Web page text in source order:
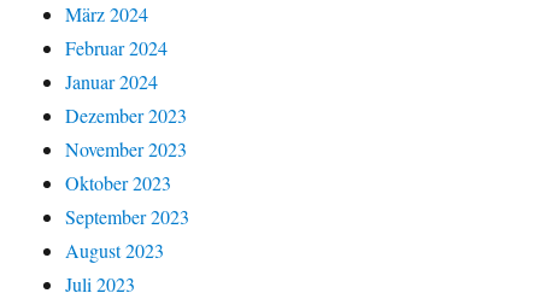
März 2024
Februar 2024
Januar 2024
Dezember 2023
November 2023
Oktober 2023
September 2023
August 2023
Juli 2023